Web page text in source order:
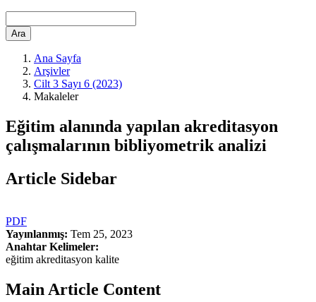
Ara
Ana Sayfa
Arşivler
Cilt 3 Sayı 6 (2023)
Makaleler
Eğitim alanında yapılan akreditasyon
çalışmalarının bibliyometrik analizi
Article Sidebar
PDF
Yayınlanmış: Tem 25, 2023
Anahtar Kelimeler:
eğitim akreditasyon kalite
Main Article Content